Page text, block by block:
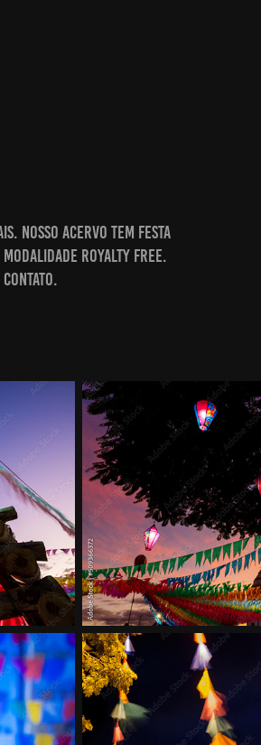
Nosso acervo tem festa
modalidade royalty free.
contato.